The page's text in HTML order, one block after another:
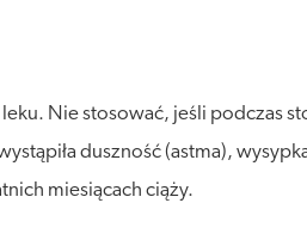
Nie stosować, jeśli podczas
duszność (astma),
miesiącach ciąży.